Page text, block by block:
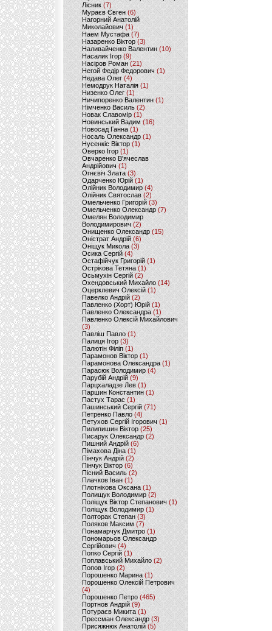
Лісник (7)
Мураєв Євген(6)
Нагорний Анатолій
Миколайович (1)
Наем Мустафа (7)
Назаренко Віктор (3)
Наливайченко Валентин (10)
Насалик Ігор(9)
Насіров Роман (21)
Негой Федір Федорович(1)
Недава Олег(4)
Немодрук Наталія(1)
Низенко Олег (1)
Ничипоренко Валентин (1)
Німченко Василь (2)
Новак Славомір (1)
Новинський Вадим (16)
Новосад Ганна (1)
Носаль Олександр (1)
Нусенкіс Віктор (1)
Оверко Ігор (1)
Овчаренко В'ячеслав
Андрійович(1)
Огнєвіч Злата (3)
Одарченко Юрій(1)
Олійник Володимир (4)
Олійник Святослав (2)
Омельченко Григорій (3)
Омельченко Олександр(7)
Омелян Володимир
Володимирович (2)
Онищенко Олександр (15)
Оністрат Андрій (6)
Оніщук Микола (3)
Осика Сергій(4)
Остафійчук Григорій(1)
Острікова Тетяна (1)
Осьмухін Сергій (2)
Охендовський Михайло (14)
Оцерклевич Олексій (1)
Павелко Андрій (2)
Павленко (Хорт) Юрій (1)
Павленко Олександра (1)
Павленко Олексій Михайлович
(3)
Павліш Павло(1)
Палиця Ігор (3)
Палютін Філіп(1)
Парамонов Віктор (1)
Парамонова Олександра(1)
Парасюк Володимир(4)
Парубій Андрій (9)
Парцхаладзе Лев (1)
Паршин Константин(1)
Пастух Тарас (1)
Пашинський Сергій (71)
Петренко Павло (4)
Петухов Сергій Ігорович (1)
Пилипишин Віктор(25)
Писарук Олександр(2)
Пишний Андрій (6)
Пімахова Діна(1)
Пінчук Андрій(2)
Пінчук Віктор (6)
Пісний Василь (2)
Плачков Іван(1)
Плотнікова Оксана (1)
Полищук Володимир(2)
Поліщук Віктор Степанович(1)
Поліщук Володимир (1)
Полторак Степан(3)
Поляков Максим (7)
Понамарчук Дмитро (1)
Пономарьов Олександр
Сергійович(4)
Попко Сергій (1)
Поплавський Михайло (2)
Попов Ігор(2)
Порошенко Марина (1)
Порошенко Олексій Петрович
(4)
Порошенко Петро (465)
Портнов Андрій (9)
Потураєв Микита(1)
Прессман Олександр(3)
Присяжнюк Анатолій (5)